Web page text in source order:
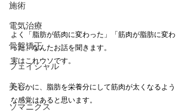
施術
電気治療
骨盤矯正
フェイシャル
美容
ソマニクス
よく「脂肪が筋肉に変わった」「筋肉が脂肪に変わ
った」なんたお話を聞きます。
実はこれウソです。
たしかに、脂肪を栄養分にして筋肉が太くなるよう
な感覚はあると思います。